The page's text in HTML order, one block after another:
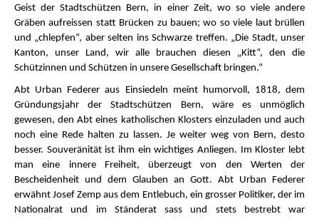
Geist der Stadtschützen Bern, in einer Zeit, wo so viele andere
Gräben aufreissen statt Brücken zu bauen; wo so viele laut brüllen
und „chlepfen“, aber selten ins Schwarze treffen. „Die Stadt, unser
Kanton, unser Land, wir alle brauchen diesen „Kitt“, den die
Schützinnen und Schützen in unsere Gesellschaft bringen.“
Abt Urban Federer aus Einsiedeln meint humorvoll, 1818, dem
Gründungsjahr der Stadtschützen Bern, wäre es unmöglich
gewesen, den Abt eines katholischen Klosters einzuladen und auch
noch eine Rede halten zu lassen. Je weiter weg von Bern, desto
besser. Souveränität ist ihm ein wichtiges Anliegen. Im Kloster lebt
man eine innere Freiheit, überzeugt von den Werten der
Bescheidenheit und dem Glauben an Gott. Abt Urban Federer
erwähnt Josef Zemp aus dem Entlebuch, ein grosser Politiker, der im
Nationalrat und im Ständerat sass und stets bestrebt war